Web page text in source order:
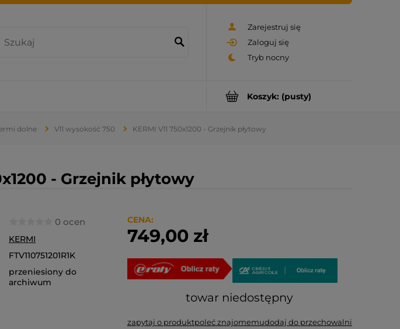
Zarejestruj się
Zaloguj się
Koszyk: (pusty)
dolne V11 wysokość 750 KERMI V11 750x1200 - Grzejnik płytowy
- Grzejnik płytowy
0 ocen
KERMI
FTV110751201R1K
przeniesiony do
archiwum
CENA:
749,00 zł
towar niedostępny
zapytaj o produktpoleć znajomemudodaj do przechowalni